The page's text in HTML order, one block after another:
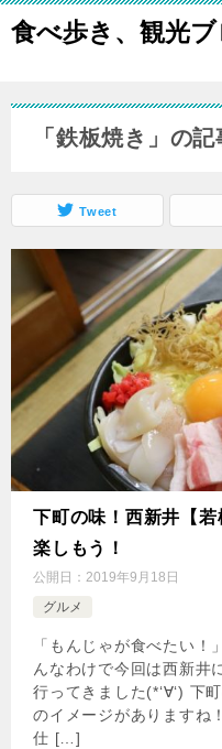
食べ歩き、観光
「鉄板焼き」の
Tweet
下町の味！西新井【
楽しもう！
公開日： 2019年9月18日
グルメ
「もんじゃが食べたい
んなわけで今回は西新井
行ってきました(*‘∀‘) 下
のイメージがありますね
仕 […]